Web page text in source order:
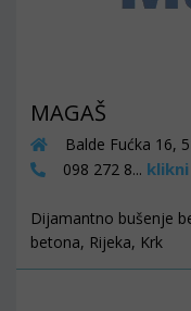
MAGAŠ
Balde Fućka
098 272 8...
Dijamantno bušenje
betona, Rijeka, Krk